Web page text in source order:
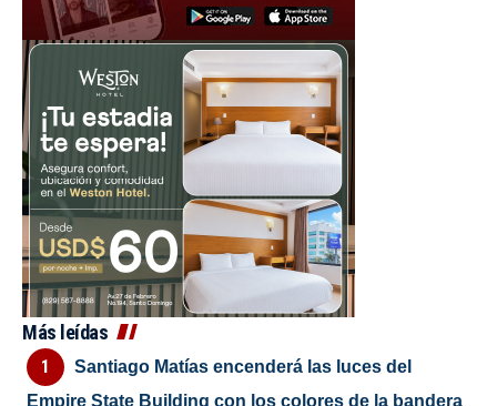
Más leídas
Santiago Matías encenderá las luces del
Empire State Building con los colores de la bandera